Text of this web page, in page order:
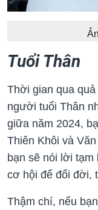
Tuổi Thân
Thời gian qua
người tuổi Thân
giữa năm 2024,
Thiên Khôi và
bạn sẽ nói lời
cơ hội để đổi đời,
Thậm chí, nếu